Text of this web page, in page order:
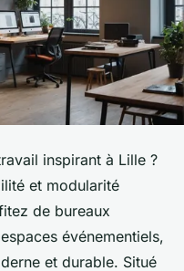
inspirant à Lille ?
et modularité
de bureaux
événementiels,
et durable. Situé